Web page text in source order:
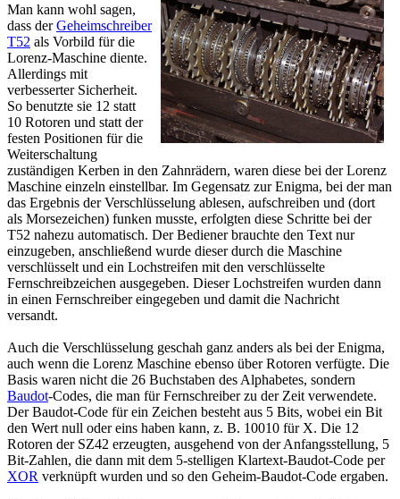
Man kann wohl sagen,
dass derGeheimschreiber
T52 als Vorbild für die
Lorenz-Maschine diente.
Allerdings mit
verbesserter Sicherheit.
So benutzte sie 12 statt
10 Rotoren und statt der
festen Positionen für die
Weiterschaltung
zuständigen Kerben in den Zahnrädern, waren diese bei der Lorenz
Maschine einzeln einstellbar. Im Gegensatz zur Enigma, bei der man
das Ergebnis der Verschlüsselung ablesen, aufschreiben und (dort
als Morsezeichen) funken musste, erfolgten diese Schritte bei der
T52 nahezu automatisch. Der Bediener brauchte den Text nur
einzugeben, anschließend wurde dieser durch die Maschine
verschlüsselt und ein Lochstreifen mit den verschlüsselte
Fernschreibzeichen ausgegeben. Dieser Lochstreifen wurden dann
in einen Fernschreiber eingegeben und damit die Nachricht
versandt.
Auch die Verschlüsselung geschah ganz anders als bei der Enigma,
auch wenn die Lorenz Maschine ebenso über Rotoren verfügte. Die
Basis waren nicht die 26 Buchstaben des Alphabetes, sondern
Baudot-Codes, die man für Fernschreiber zu der Zeit verwendete.
Der Baudot-Code für ein Zeichen besteht aus 5 Bits, wobei ein Bit
den Wert null oder eins haben kann, z. B. 10010 für X. Die 12
Rotoren der SZ42 erzeugten, ausgehend von der Anfangsstellung, 5
Bit-Zahlen, die dann mit dem 5-stelligen Klartext-Baudot-Code per
XOR verknüpft wurden und so den Geheim-Baudot-Code ergaben.